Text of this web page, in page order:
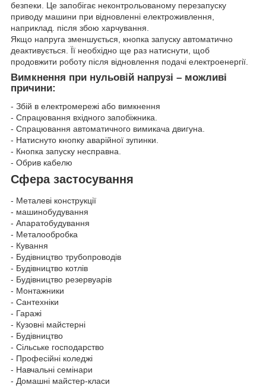
безпеки. Це запобігає неконтрольованому перезапуску
приводу машини при відновленні електроживлення,
наприклад. після збою харчування.
Якщо напруга зменшується, кнопка запуску автоматично
деактивується. Її необхідно ще раз натиснути, щоб
продовжити роботу після відновлення подачі електроенергії.
Вимкнення при нульовій напрузі – можливі
причини:
- Збій в електромережі або вимкнення
- Спрацювання вхідного запобіжника.
- Спрацювання автоматичного вимикача двигуна.
- Натиснуто кнопку аварійної зупинки.
- Кнопка запуску несправна.
- Обрив кабелю
Сфера застосування
- Металеві конструкції
- машинобудування
- Апаратобудування
- Металообробка
- Кування
- Будівництво трубопроводів
- Будівництво котлів
- Будівництво резервуарів
- Монтажники
- Сантехніки
- Гаражі
- Кузовні майстерні
- Будівництво
- Сільське господарство
- Професійні коледжі
- Навчальні семінари
- Домашні майстер-класи